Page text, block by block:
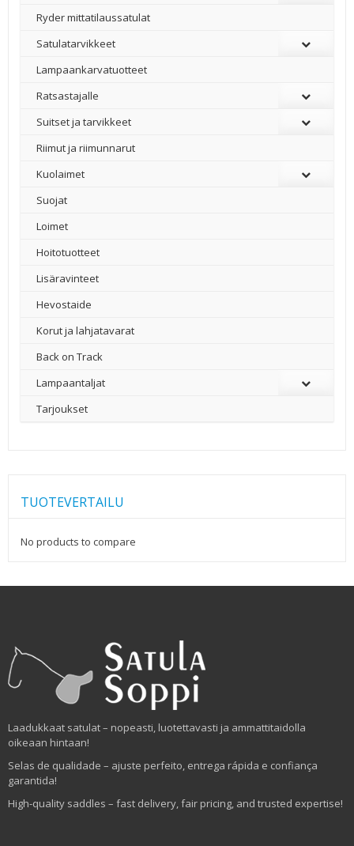
Ryder mittatilaussatulat
Satulatarvikkeet
–
Lampaankarvatuotteet
Ratsastajalle
Suitset ja tarvikkeet
Riimut ja riimunnarut
Kuolaimet
Suojat
Loimet
Hoitotuotteet
Lisäravinteet
Hevostaide
Korut ja lahjatavarat
Back on Track
Lampaantaljat
Tarjoukset
TUOTEVERTAILU
No products to compare
Laadukkaat satulat – nopeasti, luotettavasti ja ammattitaidolla
oikeaan hintaan!
Selas de qualidade – ajuste perfeito, entrega rápida e confiança
garantida!
High-quality saddles – fast delivery, fair pricing, and trusted expertise!